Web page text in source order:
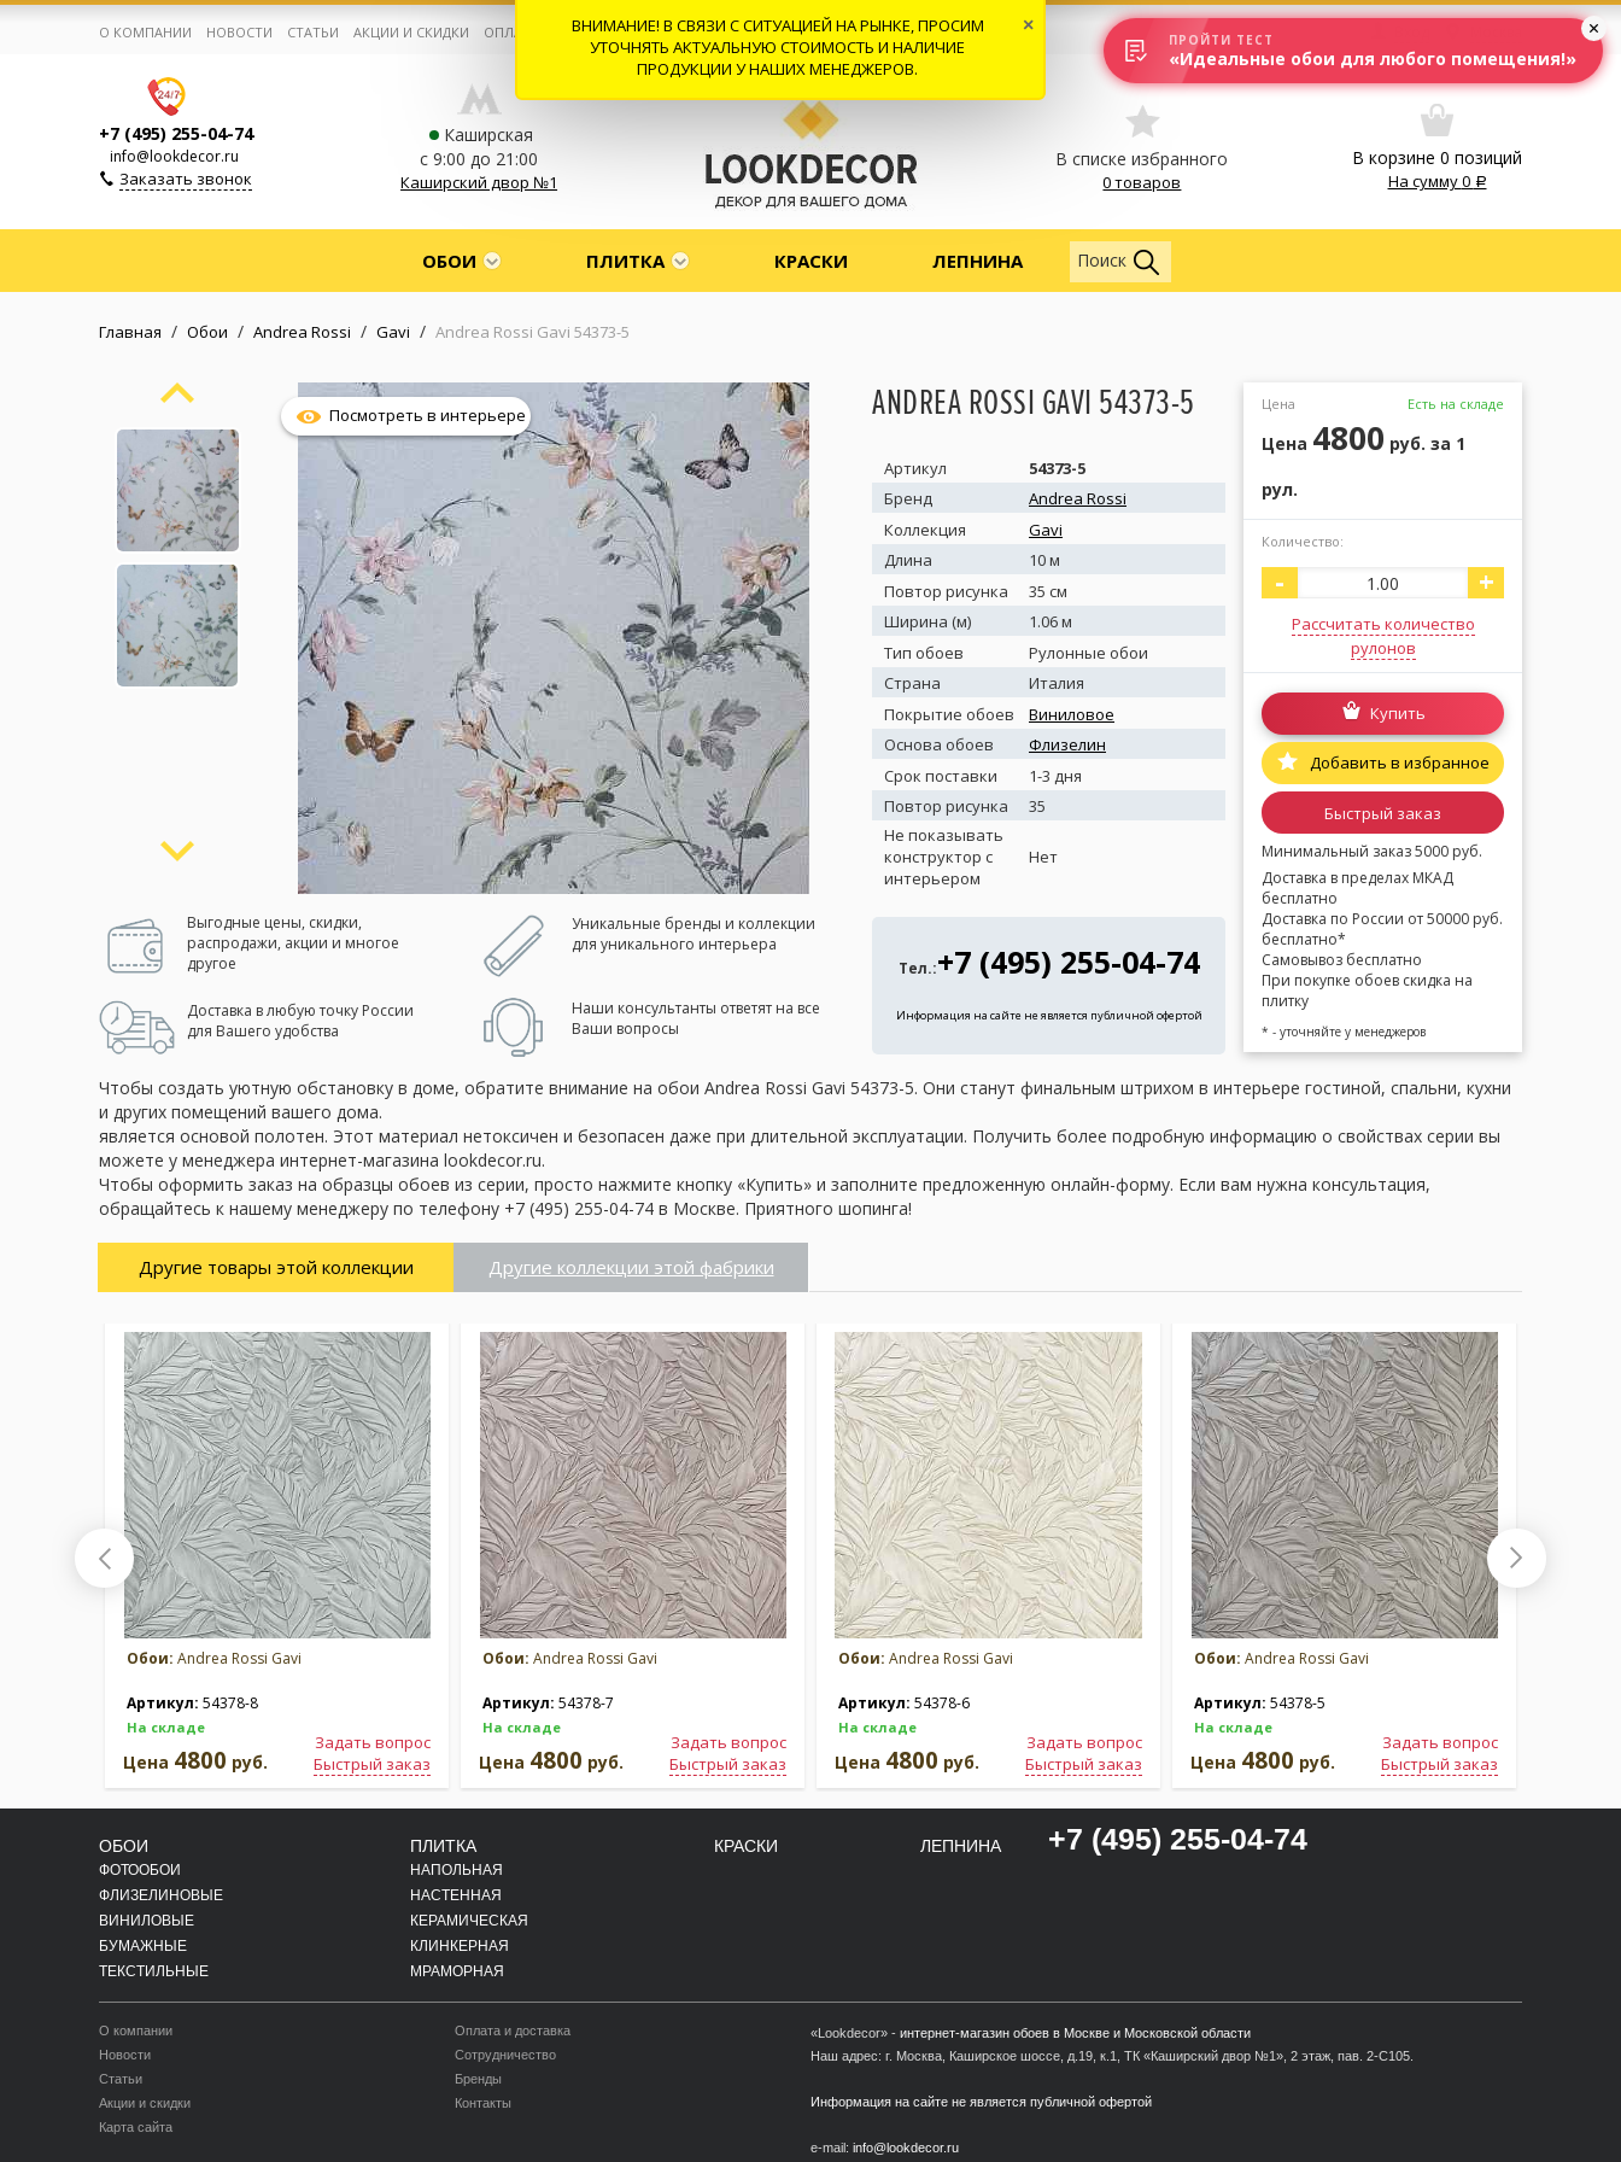
Корзина:0
Избранное:0 товаров
Каталог
Компания
Личный кабинет
Москва (сменить город)
Заказать обратный звонок
О КОМПАНИИ НОВОСТИ СТАТЬИ АКЦИИ И СКИДКИ ОПЛАТА И ДОСТАВКА СОТРУДНИЧЕСТВО КОНТАКТЫ ОТЗЫВЫ
+7 (495) 255-04-74
info@lookdecor.ru
Заказать звонок
Каширская
с 9:00 до 21:00
Каширский двор №1
В списке избранного
0 товаров
В корзине 0 позиций
На сумму0
ОБОИ ПЛИТКА КРАСКИ ЛЕПНИНА Обои
Поиск
Главная / Обои / Andrea Rossi / Gavi / Andrea Rossi Gavi 54373-5
Посмотреть в интерьере
Выгодные цены, скидки,
распродажи, акции и многое
другое
Уникальные бренды и коллекции
для уникального интерьера
Доставка в любую точку России
для Вашего удобства
Наши консультанты ответят на все
Ваши вопросы
ANDREA ROSSI GAVI 54373-5
Артикул
54373-5
Бренд
Andrea Rossi
Коллекция
Gavi
Длина
10 м
Повтор рисунка
35 см
Ширина (м)
1.06 м
Тип обоев
Рулонные обои
Страна
Италия
Покрытие обоев
Виниловое
Основа обоев
Флизелин
Срок поставки
1-3 дня
Повтор рисунка
35
Не показывать
конструктор с
интерьером
Нет
Тел.:+7 (495) 255-04-74
Информация на сайте не является публичной офертой
Цена Есть на складе
Цена 4800 руб. за 1
рул.
Количество:
- +
Рассчитать количество
рулонов
Купить
Добавить в избранное
Быстрый заказ
Минимальный заказ 5000 руб.
Доставка в пределах МКАД
бесплатно
Доставка по России от 50000 руб.
бесплатно*
Самовывоз бесплатно
При покупке обоев скидка на
плитку
* - уточняйте у менеджеров
Чтобы создать уютную обстановку в доме, обратите внимание на обои Andrea Rossi Gavi 54373-5. Они станут финальным штрихом в интерьере гостиной, спальни, кухни
и других помещений вашего дома.
является основой полотен. Этот материал нетоксичен и безопасен даже при длительной эксплуатации. Получить более подробную информацию о свойствах серии вы
можете у менеджера интернет-магазина lookdecor.ru.
Чтобы оформить заказ на образцы обоев из серии, просто нажмите кнопку «Купить» и заполните предложенную онлайн-форму. Если вам нужна консультация,
обращайтесь к нашему менеджеру по телефону +7 (495) 255-04-74 в Москве. Приятного шопинга!
Другие товары этой коллекции Другие коллекции этой фабрики
Обои: Andrea Rossi Gavi
Артикул: 54378-8
На складе
Задать вопрос
Быстрый заказ
Цена 4800 руб.
Обои: Andrea Rossi Gavi
Артикул: 54378-7
На складе
Задать вопрос
Быстрый заказ
Цена 4800 руб.
Обои: Andrea Rossi Gavi
Артикул: 54378-6
На складе
Задать вопрос
Быстрый заказ
Цена 4800 руб.
Обои: Andrea Rossi Gavi
Артикул: 54378-5
На складе
Задать вопрос
Быстрый заказ
Цена 4800 руб.
ОБОИ
ФОТООБОИ
ФЛИЗЕЛИНОВЫЕ
ВИНИЛОВЫЕ
БУМАЖНЫЕ
ТЕКСТИЛЬНЫЕ
ПЛИТКА
НАПОЛЬНАЯ
НАСТЕННАЯ
КЕРАМИЧЕСКАЯ
КЛИНКЕРНАЯ
МРАМОРНАЯ
КРАСКИ ЛЕПНИНА +7 (495) 255-04-74
О компании
Новости
Статьи
Акции и скидки
Карта сайта
Оплата и доставка
Сотрудничество
Бренды
Контакты
«Lookdecor» - интернет-магазин обоев в Москве и Московской области
Наш адрес: г. Москва, Каширское шоссе, д.19, к.1, ТК «Каширский двор №1», 2 этаж, пав. 2-С105.
Информация на сайте не является публичной офертой
e-mail: info@lookdecor.ru
ВНИМАНИЕ! В СВЯЗИ С СИТУАЦИЕЙ НА РЫНКЕ, ПРОСИМ
УТОЧНЯТЬ АКТУАЛЬНУЮ СТОИМОСТЬ И НАЛИЧИЕ
ПРОДУКЦИИ У НАШИХ МЕНЕДЖЕРОВ.
×
ПРОЙТИ ТЕСТ
«Идеальные обои для любого помещения!»